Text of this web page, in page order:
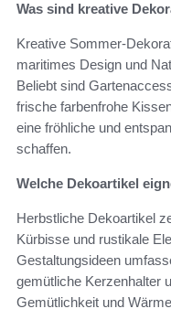
Was sind kreative
Kreative Sommer-
maritimes Design und
Beliebt sind
frische farbenfrohe
eine fröhliche und
schaffen.
Welche Dekoartikel
Herbstliche Dekoartikel
Kürbisse und rustikale
Gestaltungsideen
gemütliche Kerzenhalter
Gemütlichkeit und